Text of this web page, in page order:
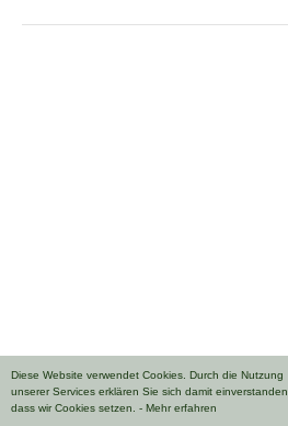
Diese Website verwendet Cookies. Durch die Nutzung
unserer Services erklären Sie sich damit einverstanden,
dass wir Cookies setzen. - Mehr erfahren